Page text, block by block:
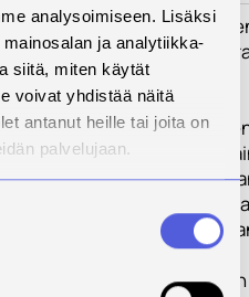
analysoimiseen. Lisäksi
ja analytiikka-
siitä, miten käytät
voivat yhdistää näitä
antanut heille tai joita on
palvelujaan.
Hankkeen
rakentuvat
työpaketeista:
TP 1.
analyysi
tulevaisuuden
tavoitteista
TP 2. Yhteinen